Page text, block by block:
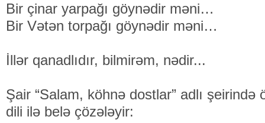
Bir çinаr yаrpаğı göynədir məni…
Bir Vətən tоrpаğı göynədir məni…
İllər qаnаdlıdır, bilmirəm, nədir...
Şair “Salam, köhnə dostlar” adlı şeirində
dili ilə belə çözələyir: